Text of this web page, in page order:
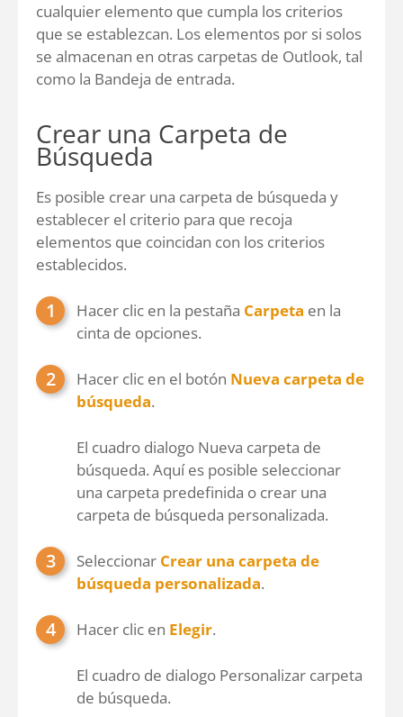
cualquier elemento que cumpla los criterios
que se establezcan. Los elementos por si solos
se almacenan en otras carpetas de Outlook, tal
como la Bandeja de entrada.
Crear una Carpeta de
Búsqueda
Es posible crear una carpeta de búsqueda y
establecer el criterio para que recoja
elementos que coincidan con los criterios
establecidos.
Hacer clic en la pestaña Carpeta en la
cinta de opciones.
Hacer clic en el botón Nueva carpeta de
búsqueda.
El cuadro dialogo Nueva carpeta de
búsqueda. Aquí es posible seleccionar
una carpeta predefinida o crear una
carpeta de búsqueda personalizada.
Seleccionar Crear una carpeta de
búsqueda personalizada.
Hacer clic en Elegir.
El cuadro de dialogo Personalizar carpeta
de búsqueda.